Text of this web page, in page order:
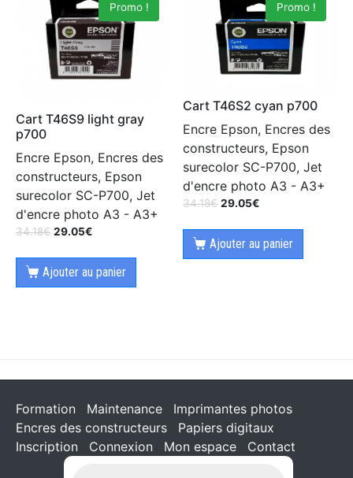
Promo !
Cart T46S9 light gray
p700
Encre Epson, Encres des
constructeurs, Epson
surecolor SC-P700, Jet
d'encre photo A3 - A3+
34.18€ 29.05€
Ajouter au panier
Promo !
Cart T46S2 cyan p700
Encre Epson, Encres des
constructeurs, Epson
surecolor SC-P700, Jet
d'encre photo A3 - A3+
34.18€ 29.05€
Ajouter au panier
Formation Maintenance
Imprimantes photos
Encres des constructeurs
Papiers digitaux
Inscription
Connexion Mon espace Contact